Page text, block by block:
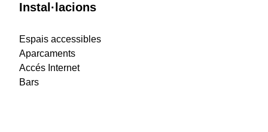
Instal·lacions
Espais accessibles
Aparcaments
Accés Internet
Bars